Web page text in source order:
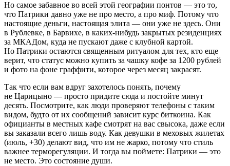
Но самое забавное во всей этой географии понтов — это то,
что Патрики давно уже не про место, а про миф. Потому что
настоящие деньги, настоящая элита — они уже не здесь. Они
в Рублевке, в Барвихе, в каких-нибудь закрытых резиденциях
за МКАДом, куда не пускают даже с клубной картой.
Но Патрики остаются священным ритуалом для тех, кто еще
верит, что статус можно купить за чашку кофе за 1200 рублей
и фото на фоне граффити, которое через месяц закрасят.
Так что если вам вдруг захотелось понять, почему
не Царицыно — просто придите сюда и постойте минут
десять. Посмотрите, как люди проверяют телефоны с таким
видом, будто от их сообщений зависит курс биткоина. Как
официанты в местных кафе смотрят на вас свысока, даже если
вы заказали всего лишь воду. Как девушки в меховых жилетах
(июль, +30) делают вид, что им не жарко, потому что стиль
важнее терморегуляции. И тогда вы поймете: Патрики — это
не место. Это состояние души.